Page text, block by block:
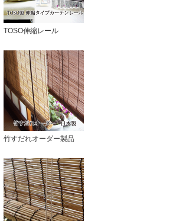
TOSO伸縮レール
竹すだれオーダー製品